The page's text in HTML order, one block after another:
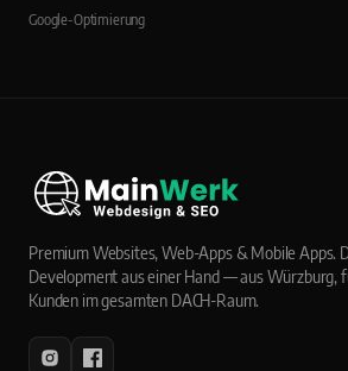
Google-Optimierung
Premium Websites, Web-Apps & Mobile Apps.
Development aus einer Hand — aus Würzburg,
Kunden im gesamten DACH-Raum.